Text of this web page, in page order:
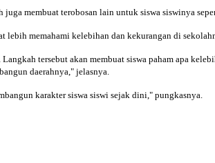
membuat terobosan lain untuk siswa siswinya
lebih memahami kelebihan dan kekurangan di
tersebut akan membuat siswa paham apa
daerahnya," jelasnya.
karakter siswa siswi sejak dini," pungkasnya.